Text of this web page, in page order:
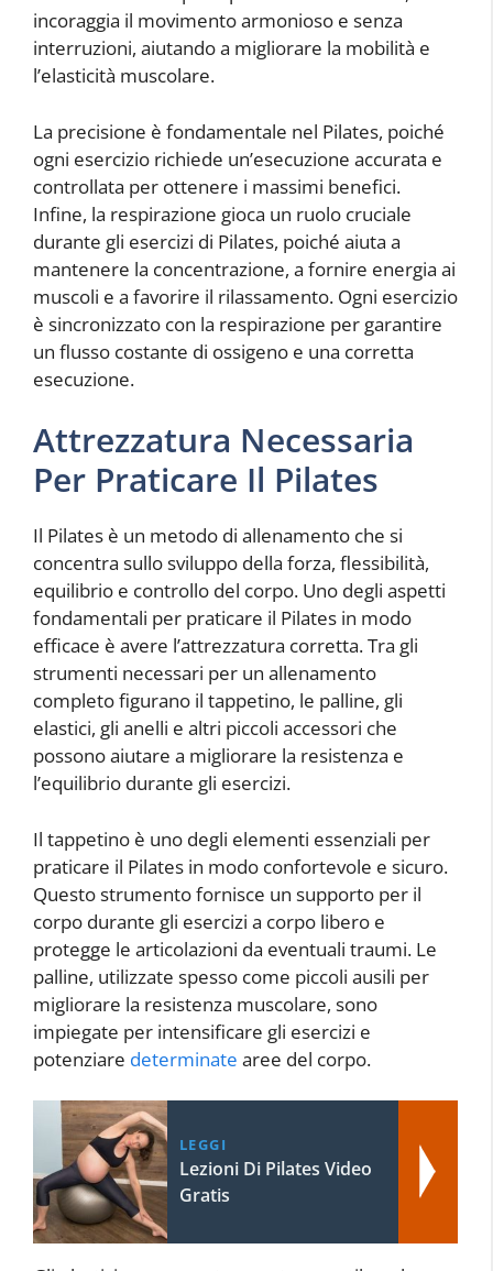
incoraggia il movimento armonioso e senza
interruzioni, aiutando a migliorare la mobilità e
l’elasticità muscolare.
La precisione è fondamentale nel Pilates, poiché
ogni esercizio richiede un’esecuzione accurata e
controllata per ottenere i massimi benefici.
Infine, la respirazione gioca un ruolo cruciale
durante gli esercizi di Pilates, poiché aiuta a
mantenere la concentrazione, a fornire energia ai
muscoli e a favorire il rilassamento. Ogni esercizio
è sincronizzato con la respirazione per garantire
un flusso costante di ossigeno e una corretta
esecuzione.
Attrezzatura Necessaria
Per Praticare Il Pilates
Il Pilates è un metodo di allenamento che si
concentra sullo sviluppo della forza, flessibilità,
equilibrio e controllo del corpo. Uno degli aspetti
fondamentali per praticare il Pilates in modo
efficace è avere l’attrezzatura corretta. Tra gli
strumenti necessari per un allenamento
completo figurano il tappetino, le palline, gli
elastici, gli anelli e altri piccoli accessori che
possono aiutare a migliorare la resistenza e
l’equilibrio durante gli esercizi.
Il tappetino è uno degli elementi essenziali per
praticare il Pilates in modo confortevole e sicuro.
Questo strumento fornisce un supporto per il
corpo durante gli esercizi a corpo libero e
protegge le articolazioni da eventuali traumi. Le
palline, utilizzate spesso come piccoli ausili per
migliorare la resistenza muscolare, sono
impiegate per intensificare gli esercizi e
potenziare determinate aree del corpo.
LEGGI
Lezioni Di Pilates Video
Gratis